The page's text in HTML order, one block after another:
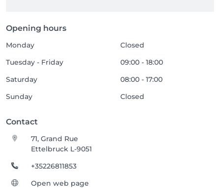
Opening hours
Monday
Closed
Tuesday - Friday
09:00 - 18:00
Saturday
08:00 - 17:00
Sunday
Closed
Contact
71, Grand Rue
Ettelbruck L-9051
+35226811853
Open web page